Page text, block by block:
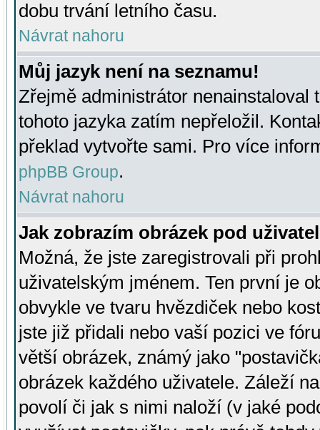
dobu trvání letního času.
Návrat nahoru
Můj jazyk není na seznamu!
Zřejmě administrátor nenainstaloval
tohoto jazyka zatím nepřeložil.
překlad vytvořte sami. Pro více
phpBB Group.
Návrat nahoru
Jak zobrazím obrázek pod
Možná, že jste zaregistrovali při
uživatelským jménem. Ten první je
obvykle ve tvaru hvězdiček nebo
jste již přidali nebo vaší pozici ve
větší obrázek, známý jako
obrázek každého uživatele. Záleží
povolí či jak s nimi naloží (v jaké